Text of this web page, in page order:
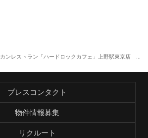
プレスコンタクト
物件情報募集
リクルート